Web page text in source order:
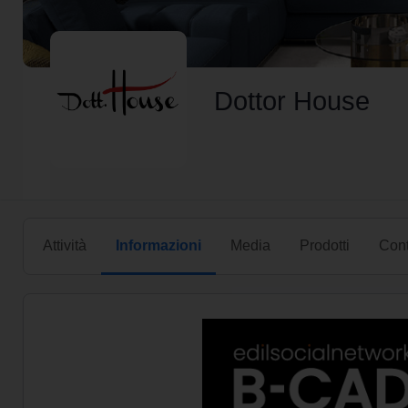
Dottor House
Attività Informazioni Media Prodotti